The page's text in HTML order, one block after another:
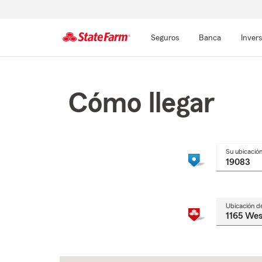
Seguros Banca
Cómo llegar
Su ubicación
Ubicación